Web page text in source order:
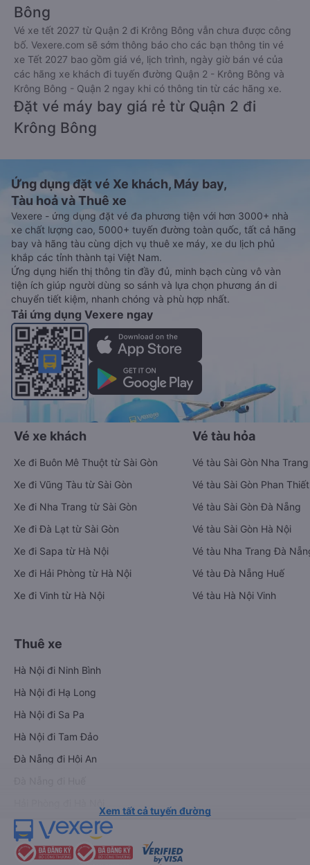
Bông
Vé xe tết 2027 từ Quận 2 đi Krông Bông vẫn chưa được công
bố. Vexere.com sẽ sớm thông báo cho các bạn thông tin vé
xe Tết 2027 bao gồm giá vé, lịch trình, ngày giờ bán vé của
các hãng xe khách đi tuyến đường Quận 2 - Krông Bông và
Krông Bông - Quận 2 ngay khi có thông tin từ các hãng xe.
Đặt vé máy bay giá rẻ từ Quận 2 đi
Krông Bông
Ứng dụng đặt vé Xe khách, Máy bay,
Tàu hoả và Thuê xe
Vexere - ứng dụng đặt vé đa phương tiện với hơn 3000+ nhà
xe chất lượng cao, 5000+ tuyến đường toàn quốc, tất cả hãng
bay và hãng tàu cùng dịch vụ thuê xe máy, xe du lịch phủ
khắp các tỉnh thành tại Việt Nam.
Ứng dụng hiển thị thông tin đầy đủ, minh bạch cùng vô vàn
tiện ích giúp người dùng so sánh và lựa chọn phương án di
chuyển tiết kiệm, nhanh chóng và phù hợp nhất.
Tải ứng dụng Vexere ngay
Vé xe khách
Xe đi Buôn Mê Thuột từ Sài Gòn
Xe đi Vũng Tàu từ Sài Gòn
Xe đi Nha Trang từ Sài Gòn
Xe đi Đà Lạt từ Sài Gòn
Xe đi Sapa từ Hà Nội
Xe đi Hải Phòng từ Hà Nội
Xe đi Vinh từ Hà Nội
Vé tàu hỏa
Vé tàu Sài Gòn Nha Trang
Vé tàu Sài Gòn Phan Thiết
Vé tàu Sài Gòn Đà Nẵng
Vé tàu Sài Gòn Hà Nội
Vé tàu Nha Trang Đà
Vé tàu Đà Nẵng Huế
Vé tàu Hà Nội Vinh
Thuê xe
Hà Nội đi Ninh Bình
Hà Nội đi Hạ Long
Hà Nội đi Sa Pa
Hà Nội đi Tam Đảo
Đà Nẵng đi Hội An
Xem tất cả tuyến đường